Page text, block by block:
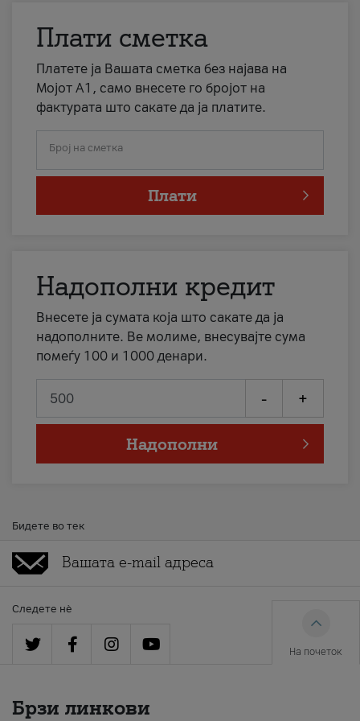
Плати сметка
Платете ја Вашата сметка без најава на
Мојот А1, само внесете го бројот на
фактурата што сакате да ја платите.
Број на сметка
Плати
Надополни кредит
Внесете ја сумата која што сакате да ја
надополните. Ве молиме, внесувајте сума
помеѓу 100 и 1000 денари.
- +
Надополни
Бидете во тек
Следете нè
На почеток
Брзи линкови